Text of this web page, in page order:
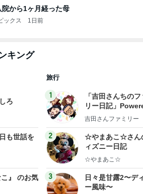
院から1ヶ月経った母
ックス 1日前
キング
ろ
も世話を
』 のお気
旅行
1
「吉田さんちの
リー日記」
y Ameba 吉田さ
ログ
吉田さんファミリー
2
☆やまあこ☆さん
ィズニー日記
☆やまあこ☆
3
日々是甘露2〜デ
ー風味〜